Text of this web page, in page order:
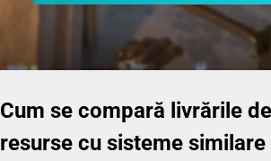
Cum se compară livrările
resurse cu sisteme